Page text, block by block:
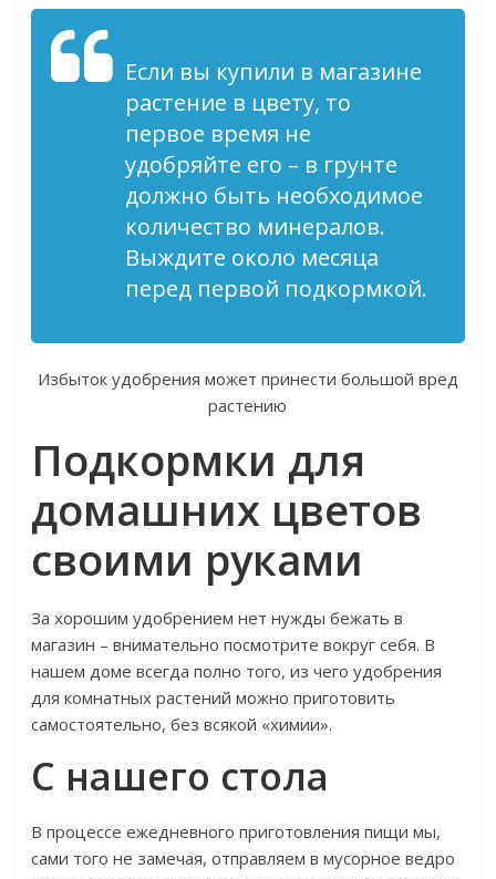
Если вы купили в магазине
растение в цвету, то
первое время не
удобряйте его – в грунте
должно быть необходимое
количество минералов.
Выждите около месяца
перед первой подкормкой.
Избыток удобрения может принести большой вред
растению
Подкормки для
домашних цветов
своими руками
За хорошим удобрением нет нужды бежать в
магазин – внимательно посмотрите вокруг себя. В
нашем доме всегда полно того, из чего удобрения
для комнатных растений можно приготовить
самостоятельно, без всякой «химии».
С нашего стола
В процессе ежедневного приготовления пищи мы,
сами того не замечая, отправляем в мусорное ведро